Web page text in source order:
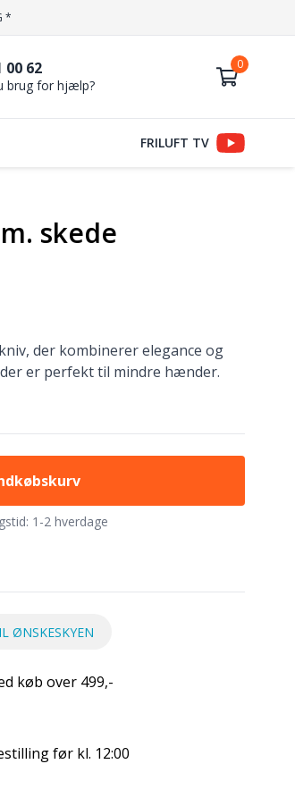
*
00 62
brug for hjælp?
FRILUFT TV
skede
der kombinerer elegance og
er perfekt til mindre hænder.
1-2 hverdage
ØNSKESKYEN
køb over 499,-
før kl. 12:00